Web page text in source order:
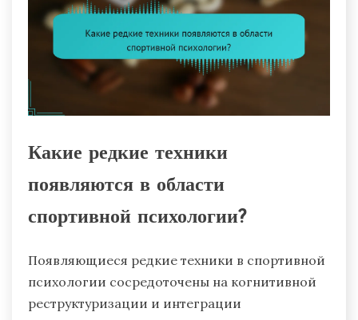
Какие редкие техники
появляются в области
спортивной психологии?
Появляющиеся редкие техники в спортивной
психологии сосредоточены на когнитивной
реструктуризации и интеграции